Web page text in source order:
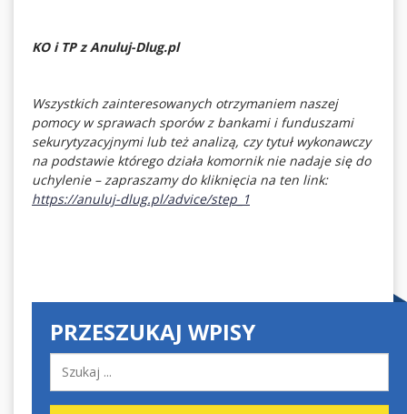
KO i TP z Anuluj-Dlug.pl
Wszystkich zainteresowanych otrzymaniem naszej
pomocy w sprawach sporów z bankami i funduszami
sekurytyzacyjnymi lub też analizą, czy tytuł wykonawczy
na podstawie którego działa komornik nie nadaje się do
uchylenie – zapraszamy do kliknięcia na ten link:
https://anuluj-dlug.pl/advice/step_1
PRZESZUKAJ WPISY